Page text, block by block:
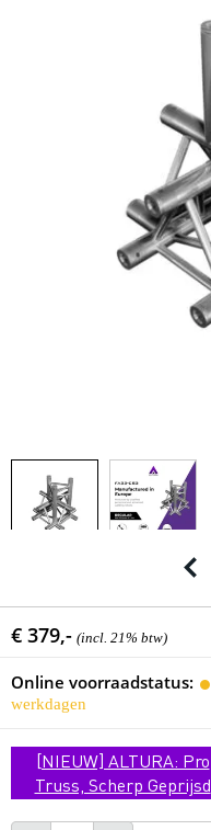
€ 379,- (incl. 21% btw)
Online voorraadstatus:
werkdagen
[NIEUW] ALTURA: Pro
Truss, Scherp Geprijsd